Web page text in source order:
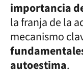
importancia
la franja de la
mecanismo
autoestima.